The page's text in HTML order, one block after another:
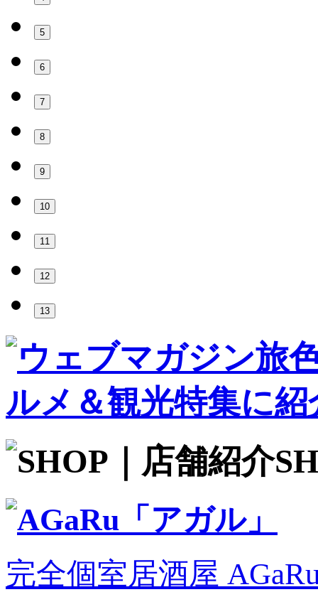
5
6
7
8
9
10
11
12
13
完全個室居酒屋